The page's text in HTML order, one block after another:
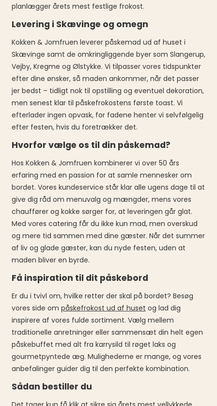
planlægger årets mest festlige frokost.
Levering i Skævinge og omegn
Kokken & Jomfruen leverer påskemad ud af huset i
Skævinge samt de omkringliggende byer som Slangerup,
Vejby, Kregme og Ølstykke. Vi tilpasser vores tidspunkter
efter dine ønsker, så maden ankommer, når det passer
jer bedst – tidligt nok til opstilling og eventuel dekoration,
men senest klar til påskefrokostens første toast. Vi
efterlader ingen opvask, for fadene henter vi selvfølgelig
efter festen, hvis du foretrækker det.
Hvorfor vælge os til din påskemad?
Hos Kokken & Jomfruen kombinerer vi over 50 års
erfaring med en passion for at samle mennesker om
bordet. Vores kundeservice står klar alle ugens dage til at
give dig råd om menuvalg og mængder, mens vores
chauffører og kokke sørger for, at leveringen går glat.
Med vores catering får du ikke kun mad, men overskud
og mere tid sammen med dine gæster. Når det summer
af liv og glade gæster, kan du nyde festen, uden at
maden bliver en byrde.
Få inspiration til dit påskebord
Er du i tvivl om, hvilke retter der skal på bordet? Besøg
vores side om påskefrokost ud af huset og lad dig
inspirere af vores fulde sortiment. Vælg mellem
traditionelle anretninger eller sammensæt din helt egen
påskebuffet med alt fra karrysild til røget laks og
gourmetpyntede æg. Mulighederne er mange, og vores
anbefalinger guider dig til den perfekte kombination.
Sådan bestiller du